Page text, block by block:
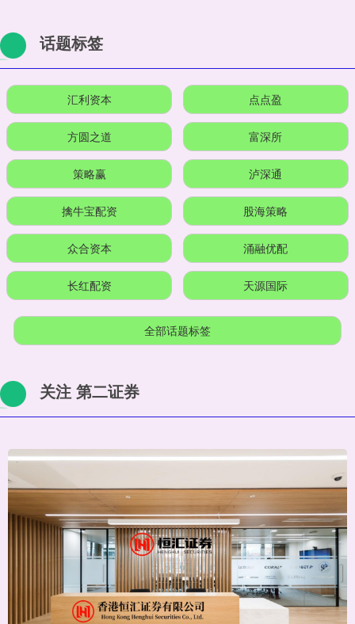
话题标签
汇利资本 点点盈
方圆之道 富深所
策略赢 泸深通
擒牛宝配资 股海策略
众合资本 涌融优配
长红配资 天源国际
全部话题标签
关注 第二证券